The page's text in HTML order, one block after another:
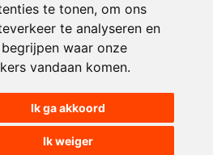
te tonen, om ons
te analyseren en
waar onze
vandaan komen.
Ik ga akkoord
Ik weiger
beste Nederlandstalige muziek